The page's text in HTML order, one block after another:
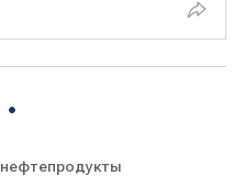
нефтепродукты